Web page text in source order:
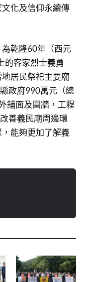
化及信仰永續傳
乾隆60年（西元
的客家烈士義勇
居民祭祀主要廟
政府990萬元（總
舖面及圍牆，工程
善義民廟周邊環
能夠更加了解義